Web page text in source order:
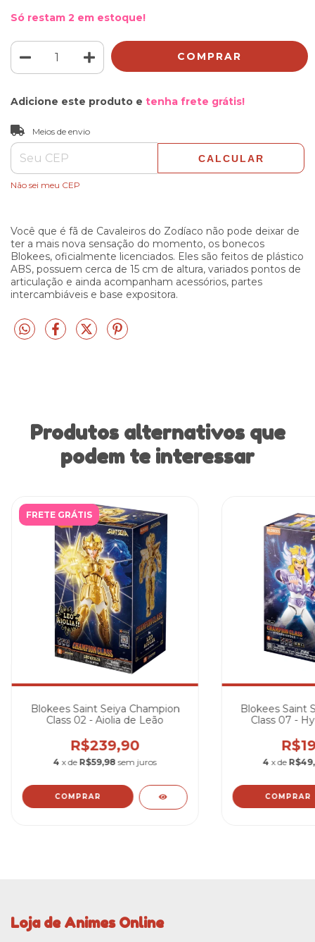
Só restam 2 em estoque!
Adicione este produto e tenha frete grátis!
Entregas para o CEP:
Meios de envio
CALCULAR
Não sei meu CEP
Você que é fã de Cavaleiros do Zodíaco não pode deixar de
ter a mais nova sensação do momento, os bonecos
Blokees, oficialmente licenciados. Eles são feitos de plástico
ABS, possuem cerca de 15 cm de altura, variados pontos de
articulação e ainda acompanham acessórios, partes
intercambiáveis e base expositora.
Produtos alternativos que
podem te interessar
FRETE GRÁTIS
Blokees Saint Seiya Champion
Class 02 - Aiolia de Leão
R$239,90
4 x de R$59,98 sem juros
Blokees Saint
Class 07 -
4 x de
Loja de Animes Online